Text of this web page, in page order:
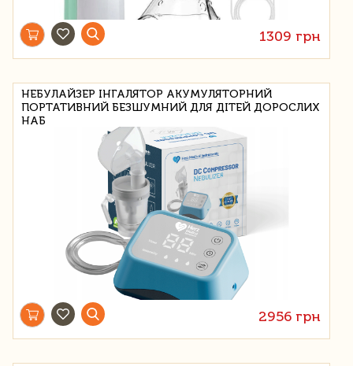
1309 грн
НЕБУЛАЙЗЕР ІНГАЛЯТОР АКУМУЛЯТОРНИЙ
ПОРТАТИВНИЙ БЕЗШУМНИЙ ДЛЯ ДІТЕЙ ДОРОСЛИХ
НАБ
2956 грн